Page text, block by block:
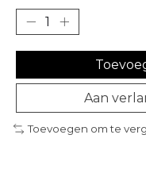
Aan
Toevoegen om te